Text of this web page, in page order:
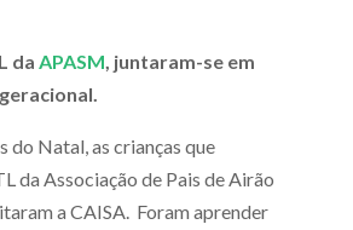
da APASM , juntaram-se em
do Natal, as crianças que
da Associação de Pais de Airão
a CAISA. Foram aprender